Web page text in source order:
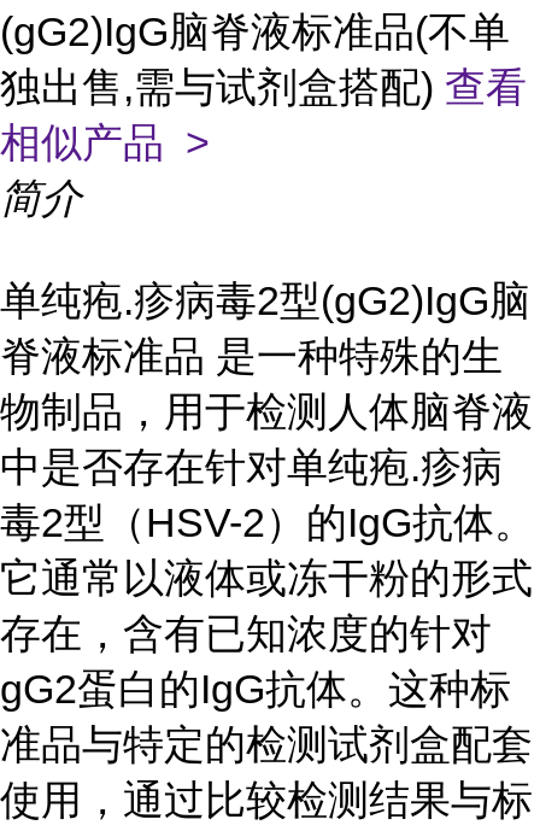
(gG2)IgG脑脊液标准品(不单
独出售,需与试剂盒搭配) 查看
相似产品 >
简介
单纯疱.疹病毒2型(gG2)IgG脑
脊液标准品 是一种特殊的生
物制品，用于检测人体脑脊液
中是否存在针对单纯疱.疹病
毒2型（HSV-2）的IgG抗体。
它通常以液体或冻干粉的形式
存在，含有已知浓度的针对
gG2蛋白的IgG抗体。这种标
准品与特定的检测试剂盒配套
使用，通过比较检测结果与标